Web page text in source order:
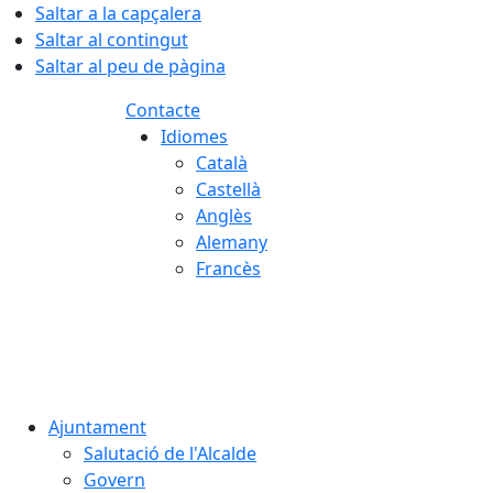
Saltar a la capçalera
Saltar al contingut
Saltar al peu de pàgina
Contacte
Idiomes
Català
Castellà
Anglès
Alemany
Francès
Ajuntament
Salutació de l'Alcalde
Govern